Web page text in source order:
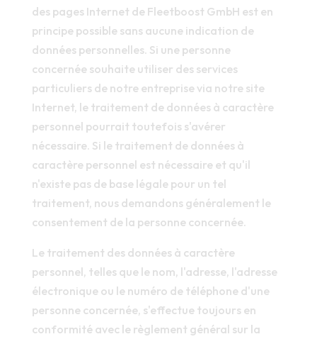
des pages Internet de Fleetboost GmbH est en
principe possible sans aucune indication de
données personnelles. Si une personne
concernée souhaite utiliser des services
particuliers de notre entreprise via notre site
Internet, le traitement de données à caractère
personnel pourrait toutefois s'avérer
nécessaire. Si le traitement de données à
caractère personnel est nécessaire et qu'il
n'existe pas de base légale pour un tel
traitement, nous demandons généralement le
consentement de la personne concernée.
Le traitement des données à caractère
personnel, telles que le nom, l'adresse, l'adresse
électronique ou le numéro de téléphone d'une
personne concernée, s'effectue toujours en
conformité avec le règlement général sur la